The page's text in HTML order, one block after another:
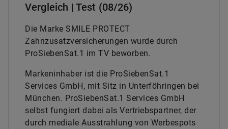
Vergleich | Test (08/26)
Die Marke SMILE PROTECT
Zahnzusatzversicherungen wurde durch
ProSiebenSat.1 im TV beworben.
Markeninhaber ist die ProSiebenSat.1
Services GmbH, mit Sitz in Unterföhringen bei
München. ProSiebenSat.1 Services GmbH
selbst fungiert dabei als Vertriebspartner, der
durch mediale Ausstrahlung von Werbespots